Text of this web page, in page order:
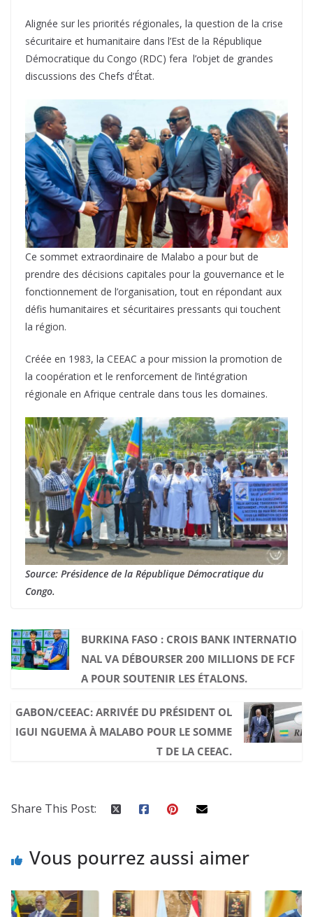
Alignée sur les priorités régionales, la question de la crise
sécuritaire et humanitaire dans l’Est de la République
Démocratique du Congo (RDC) fera l’objet de grandes
discussions des Chefs d’État.
Ce sommet extraordinaire de Malabo a pour but de
prendre des décisions capitales pour la gouvernance et le
fonctionnement de l’organisation, tout en répondant aux
défis humanitaires et sécuritaires pressants qui touchent
la région.
Créée en 1983, la CEEAC a pour mission la promotion de
la coopération et le renforcement de l’intégration
régionale en Afrique centrale dans tous les domaines.
Source: Présidence de la République Démocratique du
Congo.
BURKINA FASO : CROIS BANK INTERNATIO
NAL VA DÉBOURSER 200 MILLIONS DE FCF
A POUR SOUTENIR LES ÉTALONS.
GABON/CEEAC: ARRIVÉE DU PRÉSIDENT OL
IGUI NGUEMA À MALABO POUR LE SOMME
T DE LA CEEAC.
Share This Post:
Vous pourrez aussi aimer